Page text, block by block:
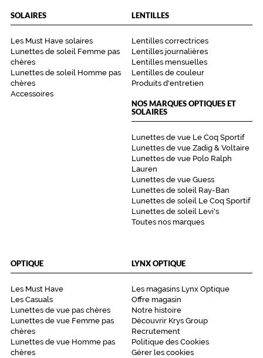
SOLAIRES
Les Must Have solaires
Lunettes de soleil Femme pas
chères
Lunettes de soleil Homme pas
chères
Accessoires
LENTILLES
Lentilles correctrices
Lentilles journalières
Lentilles mensuelles
Lentilles de couleur
Produits d'entretien
NOS MARQUES OPTIQUES ET
SOLAIRES
Lunettes de vue Le Coq Sportif
Lunettes de vue Zadig & Voltaire
Lunettes de vue Polo Ralph
Lauren
Lunettes de vue Guess
Lunettes de soleil Ray-Ban
Lunettes de soleil Le Coq Sportif
Lunettes de soleil Levi's
Toutes nos marques
OPTIQUE
Les Must Have
Les Casuals
Lunettes de vue pas chères
Lunettes de vue Femme pas
chères
Lunettes de vue Homme pas
chères
LYNX OPTIQUE
Les magasins Lynx Optique
Offre magasin
Notre histoire
Découvrir Krys Group
Recrutement
Politique des Cookies
Gérer les cookies